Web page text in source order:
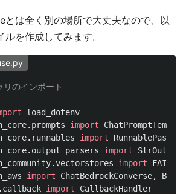
とは全く別の場所で大丈夫なので、以
を作成してみます。
load_dotenv
import
import
import
import
FAISS
import ChatBedrockConverse,
import CallbackHandler